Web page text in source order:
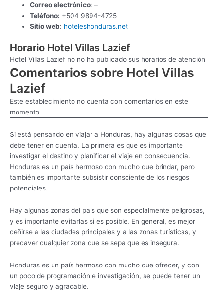
Correo electrónico: –
Teléfono: +504 9894-4725
Sitio web: hoteleshonduras.net
Horario Hotel Villas Lazief
Hotel Villas Lazief no no ha publicado sus horarios de atención
Comentarios sobre Hotel Villas
Lazief
Este establecimiento no cuenta con comentarios en este
momento
Si está pensando en viajar a Honduras, hay algunas cosas que
debe tener en cuenta. La primera es que es importante
investigar el destino y planificar el viaje en consecuencia.
Honduras es un país hermoso con mucho que brindar, pero
también es importante subsistir consciente de los riesgos
potenciales.
Hay algunas zonas del país que son especialmente peligrosas,
y es importante evitarlas si es posible. En general, es mejor
ceñirse a las ciudades principales y a las zonas turísticas, y
precaver cualquier zona que se sepa que es insegura.
Honduras es un país hermoso con mucho que ofrecer, y con
un poco de programación e investigación, se puede tener un
viaje seguro y agradable.